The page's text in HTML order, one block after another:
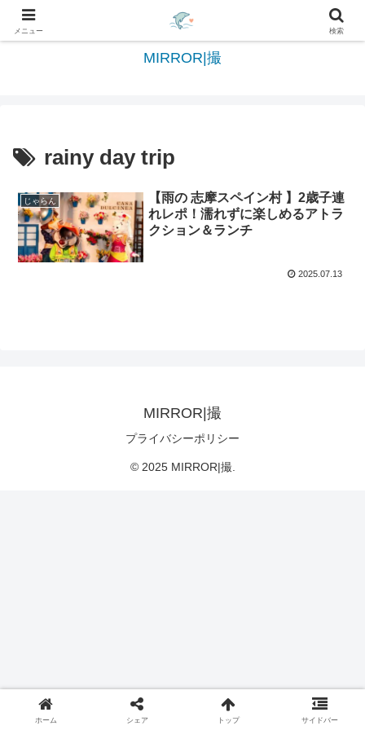
日々を綴る＆写真を切撮る世界へようこそ
MIRROR|撮
rainy day trip
じゃらん
【雨の 志摩スペイン村 】2歳子連
れレポ！濡れずに楽しめるアトラ
クション＆ランチ
2025.07.13
MIRROR|撮
プライバシーポリシー
© 2025 MIRROR|撮.
メニュー 検索
ホーム シェア トップ サイドバー